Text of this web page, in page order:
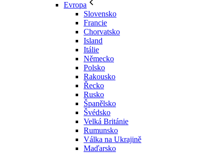
Evropa
Slovensko
Francie
Chorvatsko
Island
Itálie
Německo
Polsko
Rakousko
Řecko
Rusko
Španělsko
Švédsko
Velká Británie
Rumunsko
Válka na Ukrajině
Maďarsko